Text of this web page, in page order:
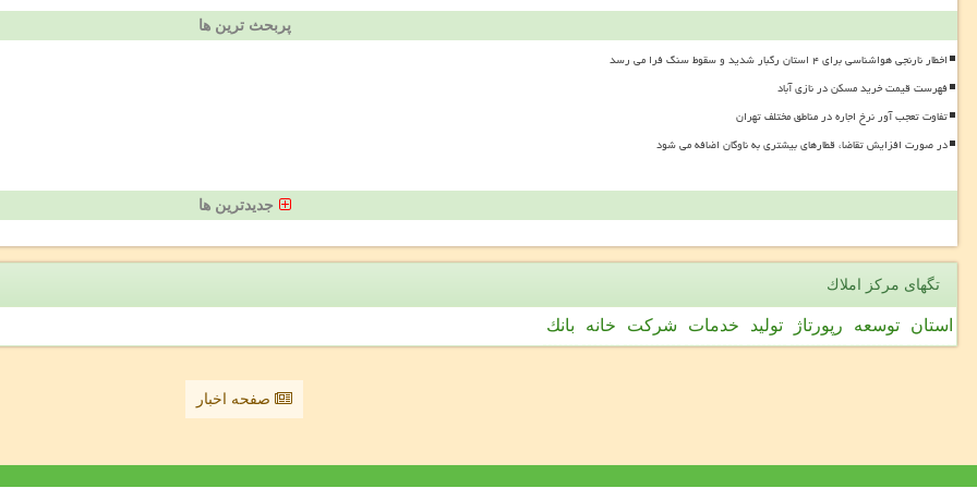
پربحث ترین ها
اخطار نارنجی هواشناسی برای ۴ استان رگبار شدید و سقوط سنگ فرا می رسد
فهرست قیمت خرید مسکن در نازی آباد
تفاوت تعجب آور نرخ اجاره در مناطق مختلف تهران
در صورت افزایش تقاضا، قطارهای بیشتری به ناوگان اضافه می شود
جدیدترین ها
تگهای مركز املاك
استان توسعه رپورتاژ تولید خدمات شركت خانه بانك
صفحه اخبار